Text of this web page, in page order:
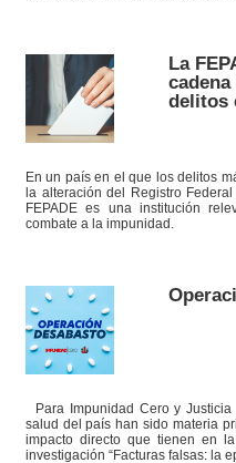
La
delitos
En un país en el que los delitos
la alteración del Registro
FEPADE es una institución
combate a la impunidad.
Para Impunidad Cero y
salud del país han sido materia
impacto directo que tienen en
investigación “Facturas falsas: la